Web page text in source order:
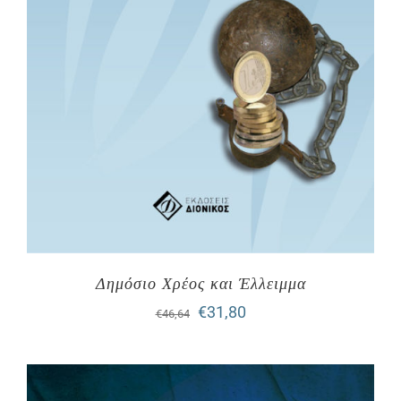
Δημόσιο Χρέος και Έλλειμμα
€46,64
Original
€31,80Η
τιμή